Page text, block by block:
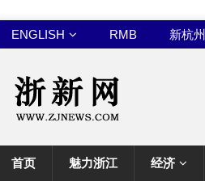
ENGLISH RMB 新杭州
首页 魅力浙江 经济